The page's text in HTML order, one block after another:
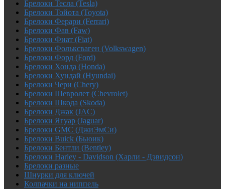
Брелоки Тесла (Tesla)
Брелоки Тойота (Toyota)
Брелоки Ферари (Ferrari)
Брелоки Фав (Faw)
Брелоки Фиат (Fiat)
Брелоки Фольксваген (Volkswagen)
Брелоки Форд (Ford)
Брелоки Хонда (Honda)
Брелоки Хундай (Hyundai)
Брелоки Чери (Chery)
Брелоки Шевролет (Chevrolet)
Брелоки Шкода (Skoda)
Брелоки Джак (JAC)
Брелоки Ягуар (Jaguar)
Брелоки GMC (ДжиЭмСи)
Брелоки Buick (Бьюик)
Брелоки Бентли (Bentley)
Брелоки Harley - Davidson (Харли - Дэвидсон)
Брелоки разные
Шнурки для ключей
Колпачки на ниппель